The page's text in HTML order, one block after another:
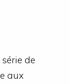
de
aux